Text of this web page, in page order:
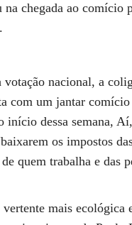
chegada ao comício
nacional, a
com um jantar comício
início dessa semana,
os impostos
quem trabalha e das
mais ecológica